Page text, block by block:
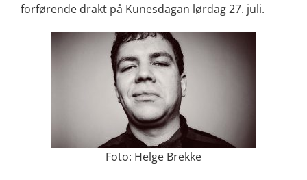
forførende drakt på Kunesdagan lørdag 27. juli.
Foto: Helge Brekke